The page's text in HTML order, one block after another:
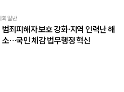
회일반
범죄피해자 보호 강화·지역 인력난 해
소…국민 체감 법무행정 혁신